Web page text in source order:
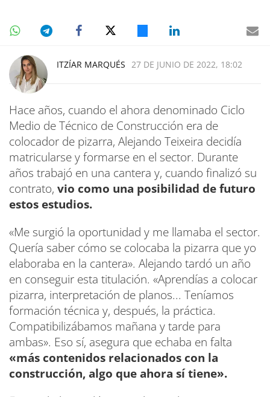
ITZÍAR MARQUÉS 27 DE JUNIO DE 2022, 18:02
Hace años, cuando el ahora denominado Ciclo
Medio de Técnico de Construcción era de
colocador de pizarra, Alejando Teixeira decidía
matricularse y formarse en el sector. Durante
años trabajó en una cantera y, cuando finalizó su
contrato, vio como una posibilidad de futuro
estos estudios.
«Me surgió la oportunidad y me llamaba el sector.
Quería saber cómo se colocaba la pizarra que yo
elaboraba en la cantera». Alejando tardó un año
en conseguir esta titulación. «Aprendías a colocar
pizarra, interpretación de planos... Teníamos
formación técnica y, después, la práctica.
Compatibilizábamos mañana y tarde para
ambas». Eso sí, asegura que echaba en falta
«más contenidos relacionados con la
construcción, algo que ahora sí tiene».